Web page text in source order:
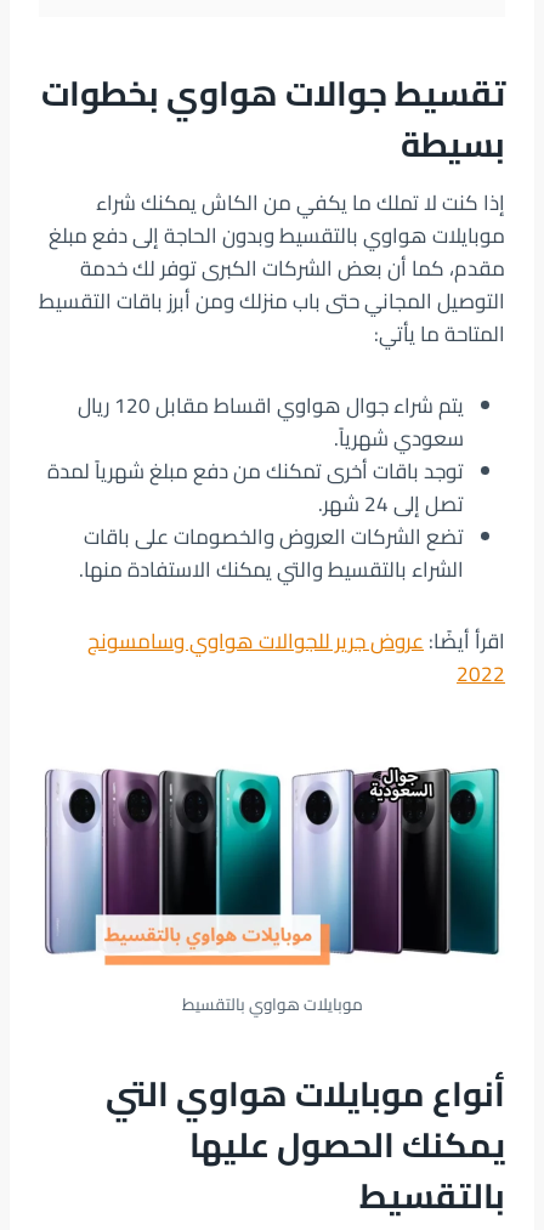
تقسيط جوالات هواوي بخطوات
بسيطة
إذا كنت لا تملك ما يكفي من الكاش يمكنك شراء
موبايلات هواوي بالتقسيط وبدون الحاجة إلى دفع مبلغ
مقدم، كما أن بعض الشركات الكبرى توفر لك خدمة
التوصيل المجاني حتى باب منزلك ومن أبرز باقات التقسيط
المتاحة ما يأتي:
يتم شراء جوال هواوي اقساط مقابل 120 ريال
سعودي شهرياً.
توجد باقات أخرى تمكنك من دفع مبلغ شهرياً لمدة
تصل إلى 24 شهر.
تضع الشركات العروض والخصومات على باقات
الشراء بالتقسيط والتي يمكنك الاستفادة منها.
اقرأ أيضًا:عروض جرير للجوالات هواوي وسامسونج
2022
موبايلات هواوي بالتقسيط
أنواع موبايلات هواوي التي
يمكنك الحصول عليها
بالتقسيط